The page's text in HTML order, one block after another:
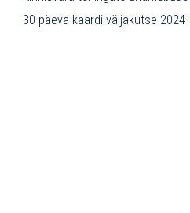
30 päeva kaardi väljakutse 2024